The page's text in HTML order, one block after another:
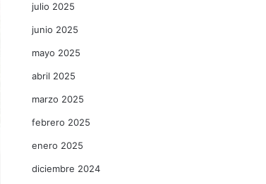
julio 2025
junio 2025
mayo 2025
abril 2025
marzo 2025
febrero 2025
enero 2025
diciembre 2024